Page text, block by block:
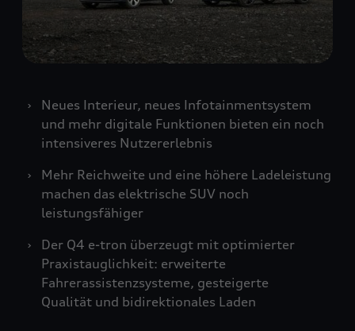
Neues Interieur, neues Infotainmentsystem
und mehr digitale Funktionen bieten ein noch
intensiveres Nutzererlebnis
Mehr Reichweite und eine höhere Ladeleistung
machen das elektrische SUV noch
leistungsfähiger
Der Q4 e-tron überzeugt mit optimierter
Praxistauglichkeit: erweiterte
Fahrerassistenzsysteme, gesteigerte
Qualität und bidirektionales Laden